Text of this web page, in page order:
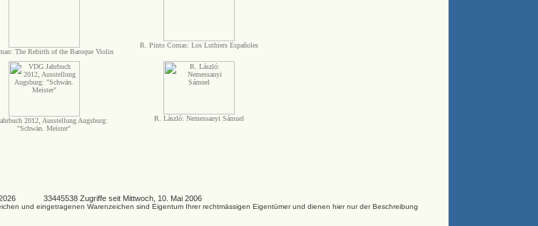
The Rebirth of the Baroque Violin
R. Pinto Comas: Los Luthiers Españoles
2012, Ausstellung Augsburg:
"Schwän. Meister"
R. László: Nemessanyi Sámuel
2026 33445538 Zugriffe seit Mittwoch, 10. Mai 2006
und eingetragenen Warenzeichen sind Eigentum Ihrer rechtmässigen Eigentümer und dienen hier nur der Beschreibung